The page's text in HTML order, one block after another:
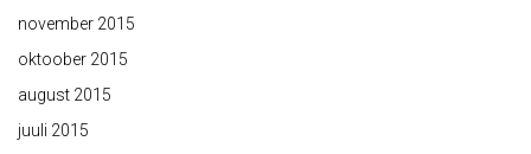
november 2015
oktoober 2015
august 2015
juuli 2015